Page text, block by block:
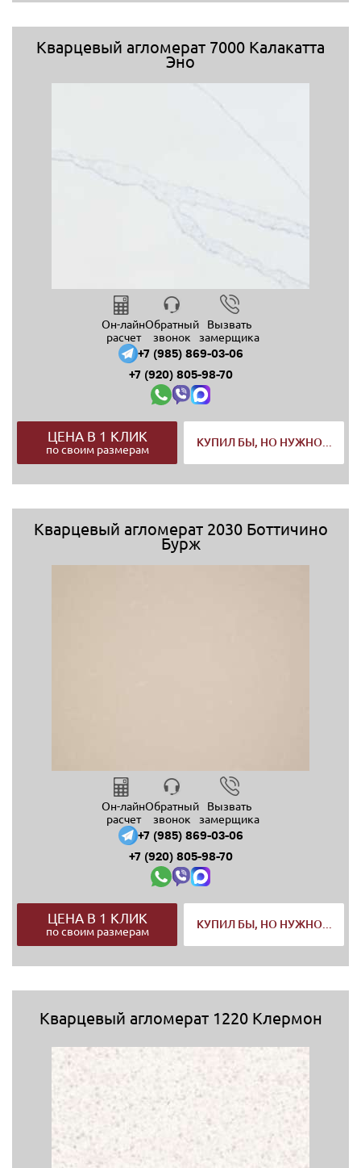
Кварцевый агломерат 7000 Калакатта
Эно
Он-лайн
расчет
Обратный
звонок
Вызвать
замерщика
+7 (985) 869-03-06
+7 (920) 805-98-70
ЦЕНА В 1 КЛИК
по своим размерам
КУПИЛ БЫ, НО НУЖНО...
Кварцевый агломерат 2030 Боттичино
Бурж
Он-лайн
расчет
Обратный
звонок
Вызвать
замерщика
+7 (985) 869-03-06
+7 (920) 805-98-70
ЦЕНА В 1 КЛИК
по своим размерам
КУПИЛ БЫ, НО НУЖНО...
Кварцевый агломерат 1220 Клермон